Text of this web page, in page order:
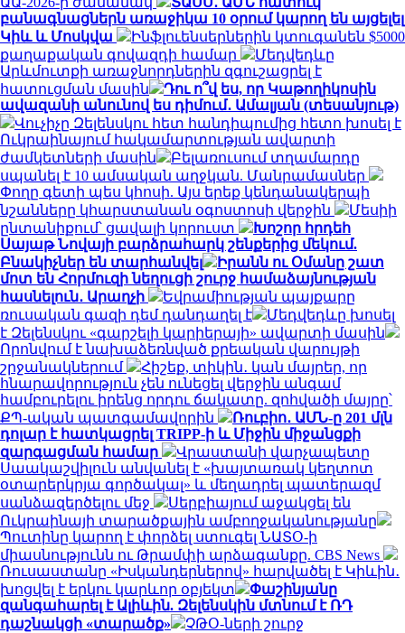
բանագնացներն առաջիկա 10 օրում կարող են այցելել
Կիև և Մոսկվա
Ինֆլուենսերներին կտուգանեն $5000
քաղաքական գովազդի համար
Մեդվեդևը
Արևմուտքի առաջնորդներին զգուշացրել է
հատուցման մասին
Դու ո՞վ ես, որ Կաթողիկոսին
ավազանի անունով ես դիմում․ Ամալյան (տեսանյութ)
Վուչիչը Զելենսկու հետ հանդիպումից հետո խոսել է
Ուկրաինայում հակամարտության ավարտի
ժամկետների մասին
Բելառուսում տղամարդը
սպանել է 10 ամսական աղջկան. Մանրամասներ
Փողը գետի պես կհոսի. Այս երեք կենդանակերպի
նշանները կհարստանան օգոստոսի վերջին
Մեսիի
ընտանիքում՝ ցավալի կորուստ
Խոշոր հրդեհ
Սայաթ Նովայի բարձրահարկ շենքերից մեկում.
Բնակիչներ են տարհանվել
Իրանն ու Օմանը շատ
մոտ են Հորմուզի նեղուցի շուրջ համաձայնության
հասնելուն․ Արաղչի
Եվրամիության պայքարը
ռուսական գազի դեմ դանդաղել է
Մեդվեդևը խոսել
է Զելենսկու «գարշելի կարիերայի» ավարտի մասին
Որոնվում է նախաձեռնված քրեական վարույթի
շրջանակներում
Հիշեք, տիկին․ կան մայրեր, որ
հնարավորություն չեն ունեցել վերջին անգամ
համբուրելու իրենց որդու ճակատը. զոհվածի մայրը՝
ՔՊ-ական պատգամավորին
Ռուբիո․ ԱՄՆ-ը 201 մլն
դոլար է հատկացրել TRIPP-ի և Միջին միջանցքի
զարգացման համար
Վրաստանի վարչապետը
Սաակաշվիլուն անվանել է «խայտառակ կեղտոտ
օտարերկրյա գործակալ» և մեղադրել պատերազմ
սանձազերծելու մեջ
Սերբիայում աջակցել են
Ուկրաինայի տարածքային ամբողջականությանը
Պուտինը կարող է փորձել ստուգել ՆԱՏՕ-ի
միասնությունն ու Թրամփի արձագանքը. CBS News
Ռուսաստանը «Իսկանդերներով» հարվածել է Կիևին․
խոցվել է երկու կարևոր օբյեկտ
Փաշինյանը
զանգահարել է Ալիևին. Զելենսկին մտնում է ՌԴ
դաշնակցի «տարածք»
ՉԹՕ-ների շուրջ